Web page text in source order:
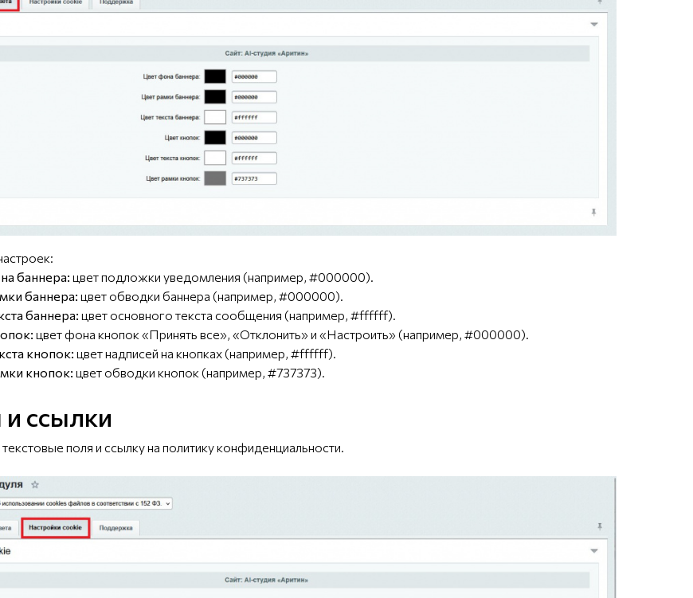
баннера: цвет подложки уведомления (например, #000000).
баннера: цвет обводки баннера (например, #000000).
баннера: цвет основного текста сообщения (например, #ffffff).
цвет фона кнопок «Принять все», «Отклонить» и «Настроить» (например, #000000).
кнопок: цвет надписей на кнопках (например, #ffffff).
кнопок: цвет обводки кнопок (например, #737373).
и ссылки
поля и ссылку на политику конфиденциальности.